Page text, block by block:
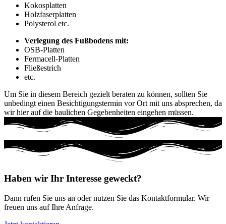
Kokosplatten
Holzfaserplatten
Polysterol etc.
Verlegung des Fußbodens mit:
OSB-Platten
Fermacell-Platten
Fließestrich
etc.
Um Sie in diesem Bereich gezielt beraten zu können, sollten Sie
unbedingt einen Besichtigungstermin vor Ort mit uns absprechen, da
wir hier auf die baulichen Gegebenheiten eingehen müssen.
Haben wir Ihr Interesse geweckt?
Dann rufen Sie uns an oder nutzen Sie das Kontaktformular. Wir
freuen uns auf Ihre Anfrage.